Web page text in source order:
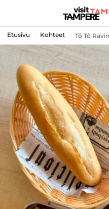
Etusivu Kohteet Tô Tô